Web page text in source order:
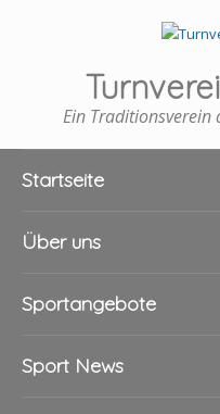
Ein Traditionsverein
Startseite
Über uns
Sportangebote
Sport News